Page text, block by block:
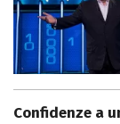
Confidenze a